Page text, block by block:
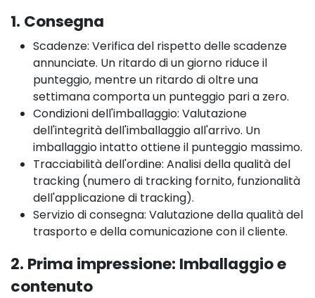
1. Consegna
Scadenze: Verifica del rispetto delle scadenze
annunciate. Un ritardo di un giorno riduce il
punteggio, mentre un ritardo di oltre una
settimana comporta un punteggio pari a zero.
Condizioni dell'imballaggio: Valutazione
dell'integrità dell'imballaggio all'arrivo. Un
imballaggio intatto ottiene il punteggio massimo.
Tracciabilità dell'ordine: Analisi della qualità del
tracking (numero di tracking fornito, funzionalità
dell'applicazione di tracking).
Servizio di consegna: Valutazione della qualità del
trasporto e della comunicazione con il cliente.
2. Prima impressione: Imballaggio e
contenuto